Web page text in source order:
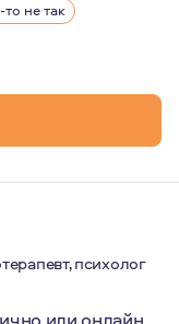
работе является
не так
психолог